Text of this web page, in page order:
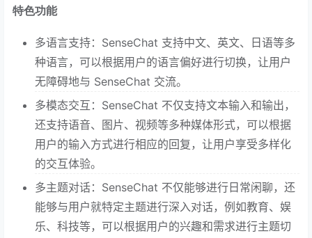
特色功能
多语言支持：SenseChat 支持中文、英文、日语等多
种语言，可以根据用户的语言偏好进行切换，让用户
无障碍地与 SenseChat 交流。
多模态交互：SenseChat 不仅支持文本输入和输出，
还支持语音、图片、视频等多种媒体形式，可以根据
用户的输入方式进行相应的回复，让用户享受多样化
的交互体验。
多主题对话：SenseChat 不仅能够进行日常闲聊，还
能够与用户就特定主题进行深入对话，例如教育、娱
乐、科技等，可以根据用户的兴趣和需求进行主题切